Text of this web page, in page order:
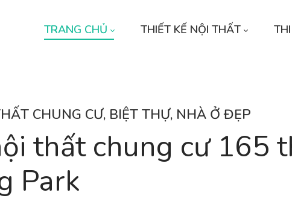
TRANG CHỦ THIẾT KẾ NỘI THẤT
CHUNG CƯ, BIỆT THỰ, NHÀ Ở ĐẸP
thất chung cư 165
Park